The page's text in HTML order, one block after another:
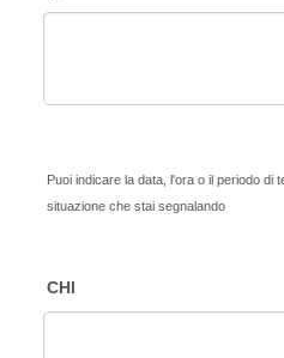
Puoi indicare la data, l'ora o il periodo di
situazione che stai segnalando
CHI